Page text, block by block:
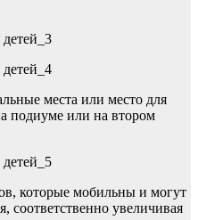
места или место для
подиуме или на втором
которые мобильны и могут
соответственно увеличивая